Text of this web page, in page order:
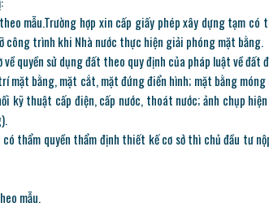
mẫu.Trường hợp xin cấp giấy phép xây dựng tạm
công trình khi Nhà nước thực hiện giải phóng mặt bằng.
quyền sử dụng đất theo quy định của pháp luật về đất
mặt bằng, mặt cắt, mặt đứng điển hình; mặt bằng
kỹ thuật cấp điện, cấp nước, thoát nước; ảnh chụp
thẩm quyền thẩm định thiết kế cơ sở thì chủ đầu tư
mẫu.